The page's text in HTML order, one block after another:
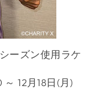
ーズン使用ラケ
12月18日(月)